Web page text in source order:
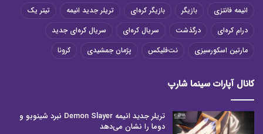
انیمه فانتزی
بازیگر بازیگر کره‌ای تریلر جدید انیمه
تیتر یک
درام کره‌ای
درگذشت سریال کره‌ای
سریال کره‌ای جدید
مارتین اسکورسیزی
نت‌فلیکس پژمان جمشیدی کرونا
کانال آپارات سینما شارپ
تریلر جدید انیمه Demon Slayer نبرد شینوبو و
دوما را نشان می‌دهد